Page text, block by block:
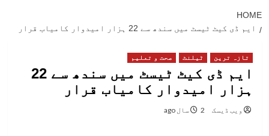
HOME
ایم ڈی کیٹ ٹیسٹ میں سندھ سے 22 ہزار امیدوار کامیاب قرار
تازہ ترین ٹیلنٹ صحت و تعلیم
ایم ڈی کیٹ ٹیسٹ میں سندھ سے 22
ہزار امیدوار کامیاب قرار
ویب ڈیسک 2 سال ago